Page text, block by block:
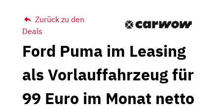
Zurück zu den
Deals
Ford Puma im Leasing
als Vorlauffahrzeug für
99 Euro im Monat netto